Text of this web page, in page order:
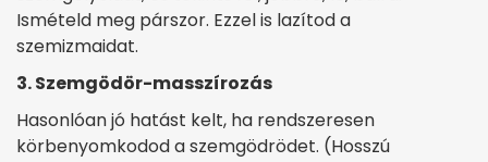
Ismételd meg párszor. Ezzel is lazítod a
szemizmaidat.
3. Szemgödör-masszírozás
Hasonlóan jó hatást kelt, ha rendszeresen
körbenyomkodod a szemgödrödet. (Hosszú